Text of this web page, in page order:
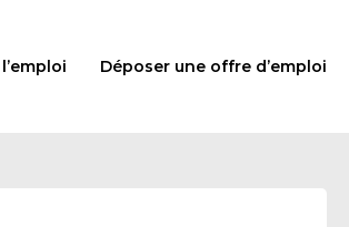
Déposer une offre d’emploi